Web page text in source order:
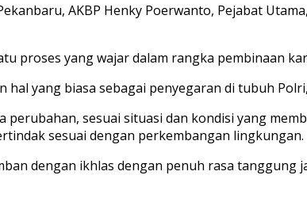
AKBP Henky Poerwanto, Pejabat
proses yang wajar dalam rangka pembinaan
yang biasa sebagai penyegaran di tubuh
sesuai situasi dan kondisi yang
sesuai dengan perkembangan lingkungan.
dengan ikhlas dengan penuh rasa tanggung